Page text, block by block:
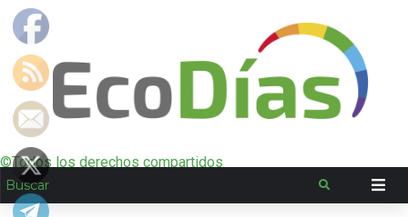
©Todos los derechos compartidos